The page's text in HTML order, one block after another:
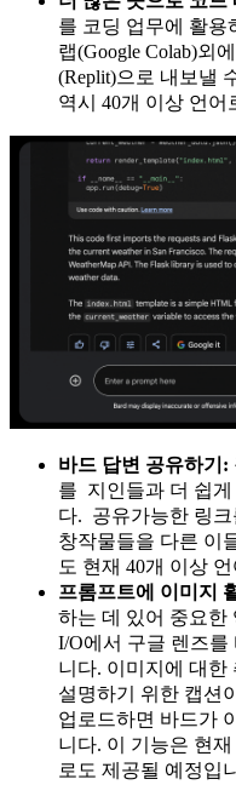
를 코딩 업무에 활용
랩(Google Colab)외
(Replit)으로 내보낼
역시 40개 이상 언어
바드 답변 공유하기:
를 지인들과 더 쉽게
다. 공유가능한 링
창작물들을 다른 이
도 현재 40개 이상
프롬프트에 이미지
하는 데 있어 중요한
I/O에서 구글 렌즈를
니다. 이미지에 대한
설명하기 위한 캡션
업로드하면 바드가
니다. 이 기능은 현
로도 제공될 예정입